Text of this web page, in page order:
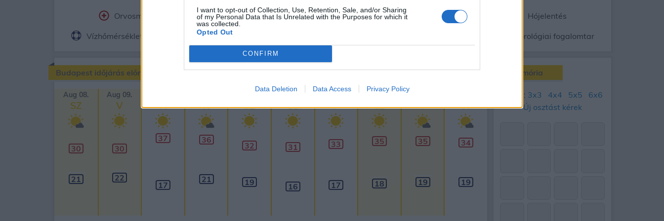
I want to opt-out of Collection, Use, Retention, Sale, and/or Sharing
of my Personal Data that Is Unrelated with the Purposes for which it
was collected.
Opted Out
CONFIRM
Data Deletion Data Access Privacy Policy
Orvosmeteorológia Felhőkép Hőtérkép Páratartalom Széltérkép Hójelentés
Vízhőmérséklet Holdnaptár Meteorológiai fogalomtar
Budapest időjárás előrejelzése 30naposelőrejelzés 60napos 90napos
Aug 08.
SZ
30
21
Aug 09.
V
30
22
H
37
17
K
36
21
SZ
32
19
Aug 13.
CS
31
16
P
33
17
Aug 15.
SZ
35
18
V
35
19
H
34
19
Memória
Tábla: 3x3 4x4 5x5
6x6
Új osztást kérek